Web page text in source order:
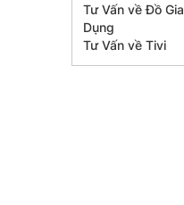
Tư Vấn về Đồ Gia
Dụng
Tư Vấn về Tivi